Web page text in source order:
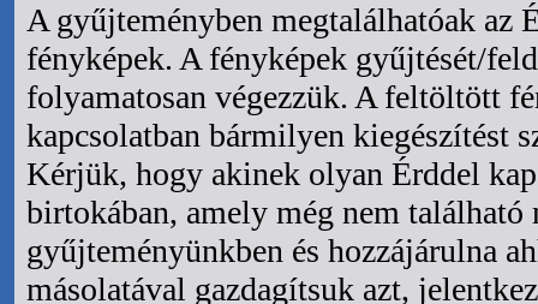
A gyűjteményben megtalálhatóak az
fényképek. A fényképek gyűjtését/
folyamatosan végezzük. A feltöltött
kapcsolatban bármilyen kiegészítést
Kérjük, hogy akinek olyan Érddel
birtokában, amely még nem található
gyűjteményünkben és hozzájárulna
másolatával gazdagítsuk azt,